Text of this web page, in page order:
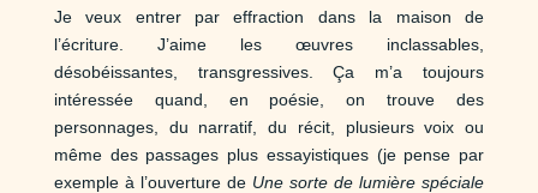
Je veux entrer par effraction dans la maison de
l’écriture. J’aime les œuvres inclassables,
désobéissantes, transgressives. Ça m’a toujours
intéressée quand, en poésie, on trouve des
personnages, du narratif, du récit, plusieurs voix ou
même des passages plus essayistiques (je pense par
exemple à l’ouverture de Une sorte de lumière spéciale